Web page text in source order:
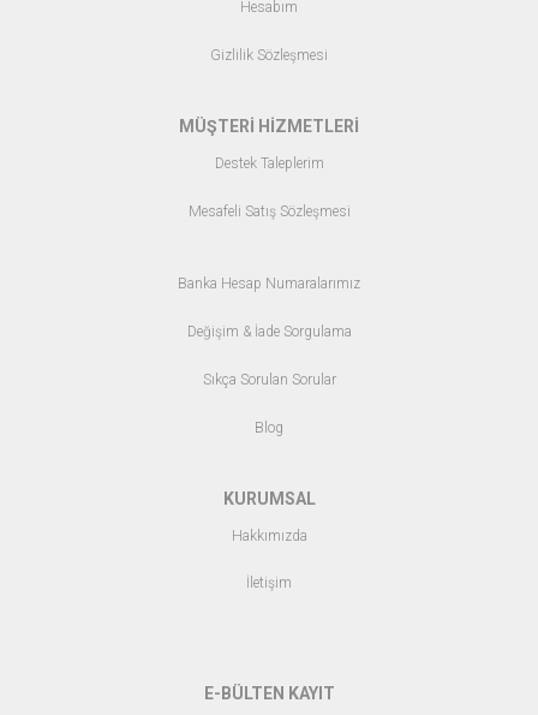
Hesabım
Gizlilik Sözleşmesi
MÜŞTERİ HİZMETLERİ
Destek Taleplerim
Mesafeli Satış Sözleşmesi
Banka Hesap Numaralarımız
Değişim & İade Sorgulama
Sıkça Sorulan Sorular
Blog
KURUMSAL
Hakkımızda
İletişim
E-BÜLTEN KAYIT